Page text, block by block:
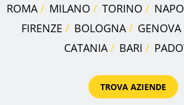
ROMA MILANO TORINO
FIRENZE
BOLOGNA GENOVA
CATANIA
BARI
TROVA AZIENDE